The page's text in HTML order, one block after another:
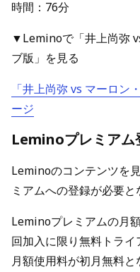
時間：76分
▼Leminoで「井上尚弥
ブ版」を見る
「井上尚弥 vs マーロン
ージ
Leminoプレミアム
Leminoのコンテンツを
ミアムへの登録が必要と
Leminoプレミアムの月
回加入に限り無料トラ
月額使用料が初月無料